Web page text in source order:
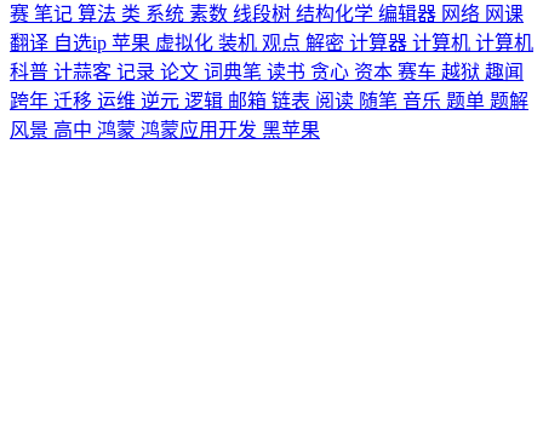
赛 笔记 算法 类 系统 素数 线段树 结构化学 编辑器 网络 网课
翻译 自选ip 苹果 虚拟化 装机 观点 解密 计算器 计算机 计算机
科普 计蒜客 记录 论文 词典笔 读书 贪心 资本 赛车 越狱 趣闻
跨年 迁移 运维 逆元 逻辑 邮箱 链表 阅读 随笔 音乐 题单 题解
风景 高中 鸿蒙 鸿蒙应用开发 黑苹果